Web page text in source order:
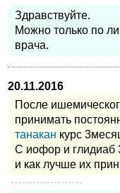
Здравствуйте.
Можно только по
врача.
20.11.2016
После
принимать
танакан курс
С иофор и глидиаб
и как лучше их